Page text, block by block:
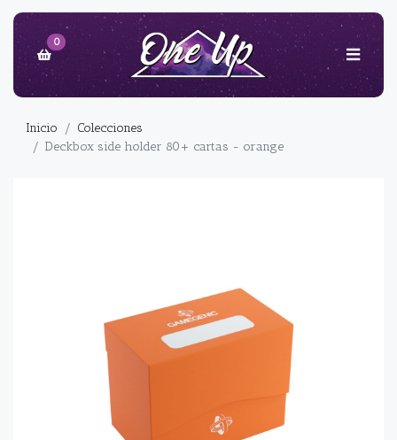
0
Inicio
Colecciones
Deckbox side holder 80+ cartas - orange